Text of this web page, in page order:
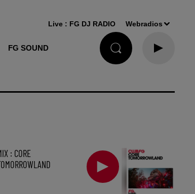
FG SOUND
Live : FG DJ RADIO Webradios
: CORE